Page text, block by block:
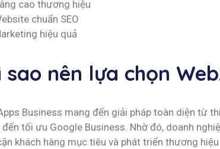
cao thương hiệu
chuẩn SEO
hiệu quả
sao nên lựa chọn
Business mang đến giải pháp toàn diện từ
đến tối ưu Google Business. Nhờ đó, doanh
khách hàng mục tiêu và phát triển thương